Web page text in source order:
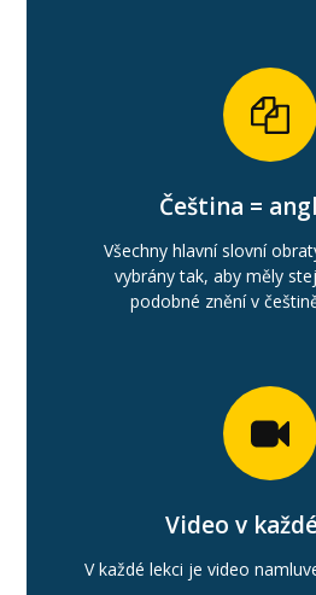
Čeština =
Všechny hlavní slovní
vybrány tak, aby měly
podobné znění v
Video v
V každé lekci je video